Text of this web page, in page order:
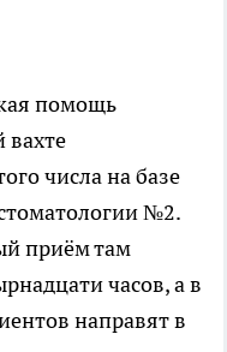
помощь
вахте
числа на базе
№2.
приём там
часов, а в
направят в